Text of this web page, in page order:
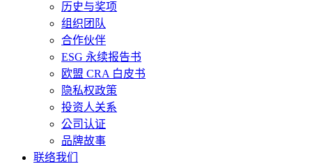
历史与奖项
组织团队
合作伙伴
ESG 永续报告书
欧盟 CRA 白皮书
隐私权政策
投资人关系
公司认证
品牌故事
联络我们